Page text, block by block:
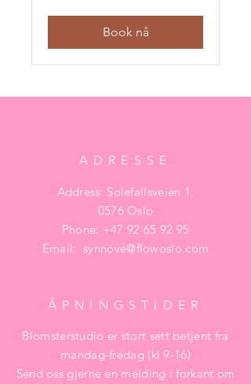
Book nå
ADRESSE
Address: Solefallsveien 1,
0576 Oslo
Phone: +47 92 65 92 95
Email:synnove@flowoslo.com
ÅPNINGSTIDER
Blomsterstudio er stort sett betjent fra
mandag-fredag (kl 9-16)
Send oss gjerne en melding i forkant om